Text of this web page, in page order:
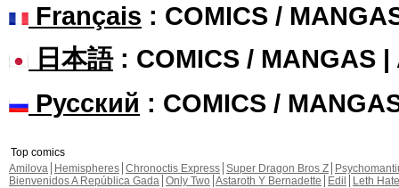
Français : COMICS /
日本語: COMICS / MANGAS |
Русский : COMICS /
Top comics
Amilova
Hemispheres Chronoctis Express Super Dragon Bros Z
Bienvenidos A República Gada Only Two Astaroth Y Bernadette Edil
Leth Hate